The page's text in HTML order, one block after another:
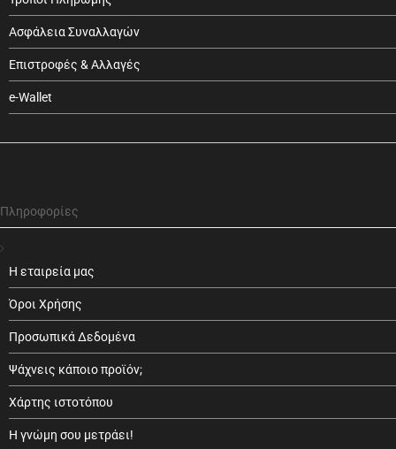
Ασφάλεια Συναλλαγών
Επιστροφές & Αλλαγές
e-Wallet
Πληροφορίες
Η εταιρεία μας
Όροι Χρήσης
Προσωπικά Δεδομένα
Ψάχνεις κάποιο προϊόν;
Χάρτης ιστοτόπου
Η γνώμη σου μετράει!